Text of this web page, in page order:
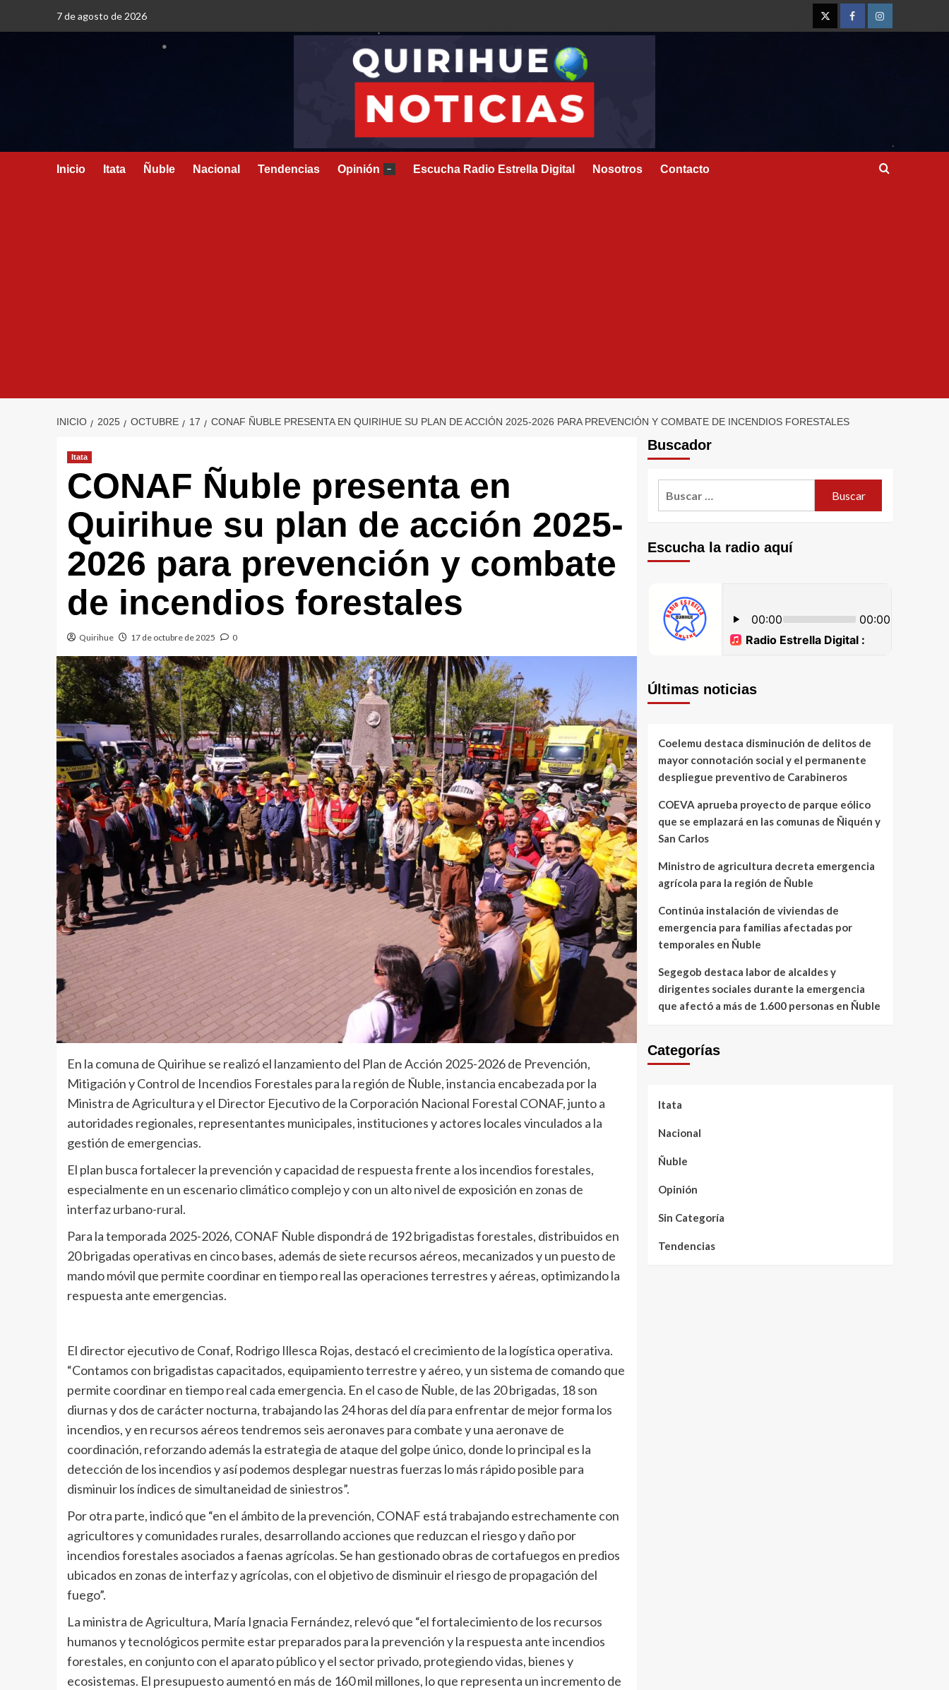
7 de agosto de 2026
Inicio Itata Ñuble Nacional Tendencias Opinión – Escucha Radio Estrella Digital Nosotros Contacto
INICIO 2025 OCTUBRE 17 CONAF ÑUBLE PRESENTA EN QUIRIHUE SU PLAN DE ACCIÓN 2025-2026 PARA PREVENCIÓN Y COMBATE DE INCENDIOS FORESTALES
Itata
CONAF Ñuble presenta en
Quirihue su plan de acción 2025-
2026 para prevención y combate
de incendios forestales
Quirihue 17 de octubre de 2025 0
En la comuna de Quirihue se realizó el lanzamiento del Plan de Acción 2025-2026 de Prevención,
Mitigación y Control de Incendios Forestales para la región de Ñuble, instancia encabezada por la
Ministra de Agricultura y el Director Ejecutivo de la Corporación Nacional Forestal CONAF, junto a
autoridades regionales, representantes municipales, instituciones y actores locales vinculados a la
gestión de emergencias.
El plan busca fortalecer la prevención y capacidad de respuesta frente a los incendios forestales,
especialmente en un escenario climático complejo y con un alto nivel de exposición en zonas de
interfaz urbano-rural.
Para la temporada 2025-2026, CONAF Ñuble dispondrá de 192 brigadistas forestales, distribuidos en
20 brigadas operativas en cinco bases, además de siete recursos aéreos, mecanizados y un puesto de
mando móvil que permite coordinar en tiempo real las operaciones terrestres y aéreas, optimizando la
respuesta ante emergencias.
El director ejecutivo de Conaf, Rodrigo Illesca Rojas, destacó el crecimiento de la logística operativa.
“Contamos con brigadistas capacitados, equipamiento terrestre y aéreo, y un sistema de comando que
permite coordinar en tiempo real cada emergencia. En el caso de Ñuble, de las 20 brigadas, 18 son
diurnas y dos de carácter nocturna, trabajando las 24 horas del día para enfrentar de mejor forma los
incendios, y en recursos aéreos tendremos seis aeronaves para combate y una aeronave de
coordinación, reforzando además la estrategia de ataque del golpe único, donde lo principal es la
detección de los incendios y así podemos desplegar nuestras fuerzas lo más rápido posible para
disminuir los índices de simultaneidad de siniestros”.
Por otra parte, indicó que “en el ámbito de la prevención, CONAF está trabajando estrechamente con
agricultores y comunidades rurales, desarrollando acciones que reduzcan el riesgo y daño por
incendios forestales asociados a faenas agrícolas. Se han gestionado obras de cortafuegos en predios
ubicados en zonas de interfaz y agrícolas, con el objetivo de disminuir el riesgo de propagación del
fuego”.
La ministra de Agricultura, María Ignacia Fernández, relevó que “el fortalecimiento de los recursos
humanos y tecnológicos permite estar preparados para la prevención y la respuesta ante incendios
forestales, en conjunto con el aparato público y el sector privado, protegiendo vidas, bienes y
ecosistemas. El presupuesto aumentó en más de 160 mil millones, lo que representa un incremento de
Buscador
Escucha la radio aquí
Últimas noticias
Coelemu destaca disminución de delitos de
mayor connotación social y el permanente
despliegue preventivo de Carabineros
COEVA aprueba proyecto de parque eólico
que se emplazará en las comunas de Ñiquén y
San Carlos
Ministro de agricultura decreta emergencia
agrícola para la región de Ñuble
Continúa instalación de viviendas de
emergencia para familias afectadas por
temporales en Ñuble
Segegob destaca labor de alcaldes y
dirigentes sociales durante la emergencia
que afectó a más de 1.600 personas en Ñuble
Categorías
Itata
Nacional
Ñuble
Opinión
Sin Categoría
Tendencias